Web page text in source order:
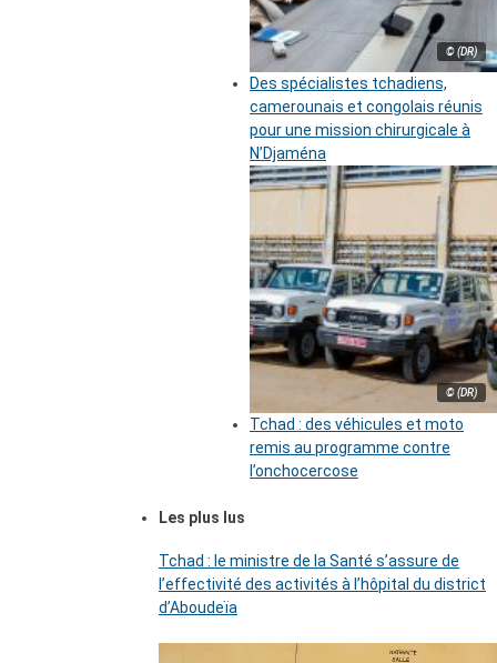
© (DR)
Des spécialistes tchadiens,
camerounais et congolais réunis
pour une mission chirurgicale à
N’Djaména
© (DR)
Tchad : des véhicules et moto
remis au programme contre
l’onchocercose
Les plus lus
Tchad : le ministre de la Santé s’assure de
l’effectivité des activités à l’hôpital du district
d’Aboudeïa